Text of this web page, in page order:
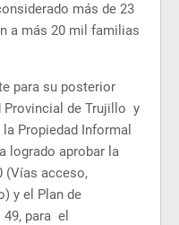
más de 23
a más 20 mil familias
para su posterior
Provincial de Trujillo y
Propiedad Informal
logrado aprobar la
(Vías acceso,
y el Plan de
para el